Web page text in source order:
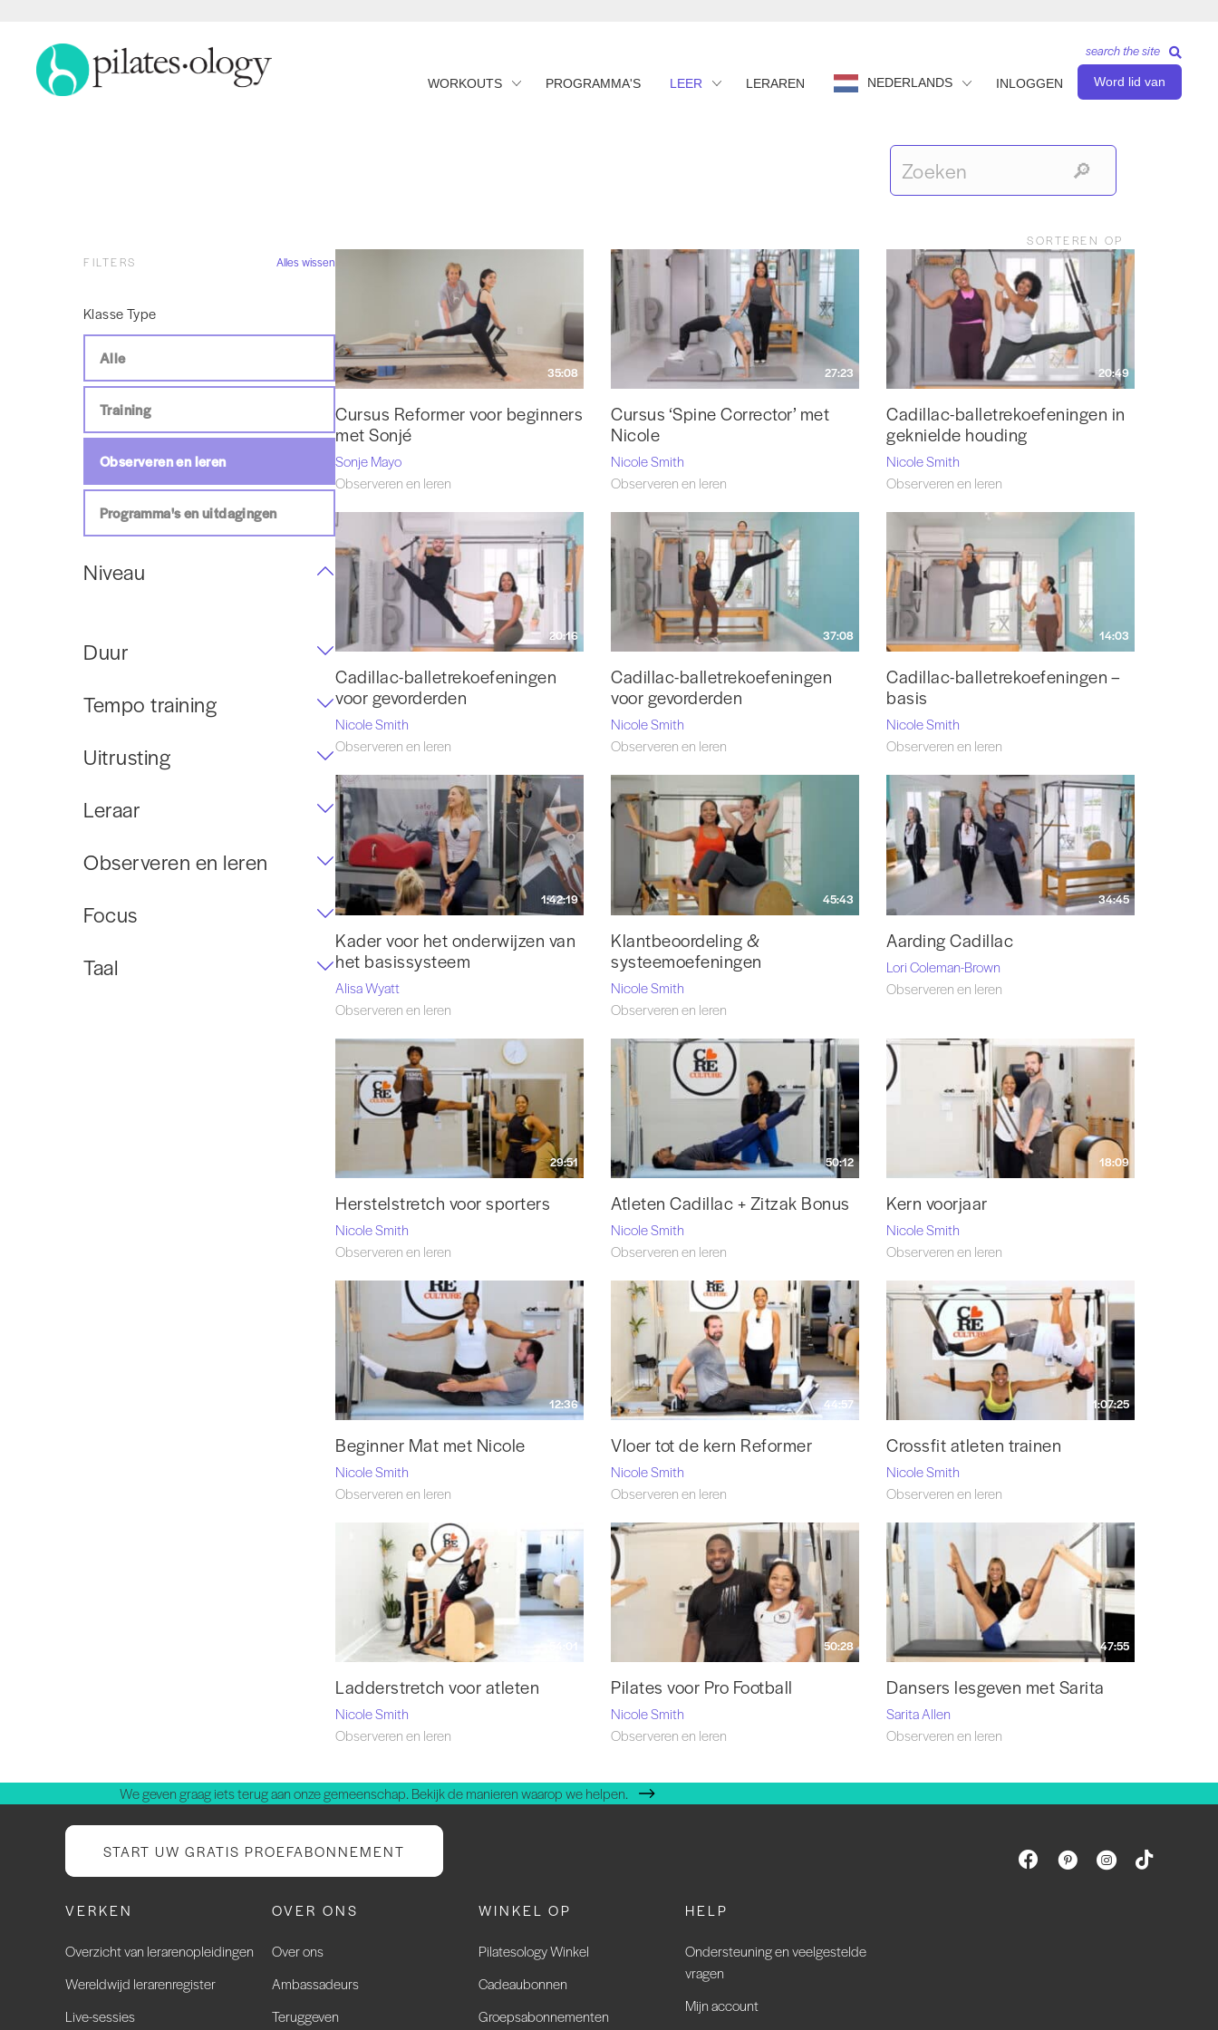
WORKOUTS PROGRAMMA'S LEER LERAREN NEDERLANDS INLOGGEN Word lid van
search the site
FILTERS Alles wissen
Klasse Type
Alle
Training
Observeren en leren
Programma's en uitdagingen
Niveau
Duur
Tempo training
Uitrusting
Leraar
Observeren en leren
Focus
Taal
SORTEREN OP
35:08
Cursus Reformer voor beginners
met Sonjé
Sonje Mayo
Observeren en leren
27:23
Cursus ‘Spine Corrector’ met
Nicole
Nicole Smith
Observeren en leren
20:49
Cadillac-balletrekoefeningen in
geknielde houding
Nicole Smith
Observeren en leren
20:16
Cadillac-balletrekoefeningen
voor gevorderden
Nicole Smith
Observeren en leren
37:08
Cadillac-balletrekoefeningen
voor gevorderden
Nicole Smith
Observeren en leren
14:03
Cadillac-balletrekoefeningen –
basis
Nicole Smith
Observeren en leren
1:42:19
Kader voor het onderwijzen van
het basissysteem
Alisa Wyatt
Observeren en leren
45:43
Klantbeoordeling &
systeemoefeningen
Nicole Smith
Observeren en leren
34:45
Aarding Cadillac
Lori Coleman-Brown
Observeren en leren
29:51
Herstelstretch voor sporters
Nicole Smith
Observeren en leren
50:12
Atleten Cadillac + Zitzak Bonus
Nicole Smith
Observeren en leren
18:09
Kern voorjaar
Nicole Smith
Observeren en leren
12:36
Beginner Mat met Nicole
Nicole Smith
Observeren en leren
44:57
Vloer tot de kern Reformer
Nicole Smith
Observeren en leren
1:07:25
Crossfit atleten trainen
Nicole Smith
Observeren en leren
54:01
Ladderstretch voor atleten
Nicole Smith
Observeren en leren
50:28
Pilates voor Pro Football
Nicole Smith
Observeren en leren
47:55
Dansers lesgeven met Sarita
Sarita Allen
Observeren en leren
We geven graag iets terug aan onze gemeenschap. Bekijk de manieren waarop we helpen.
START UW GRATIS PROEFABONNEMENT
VERKEN
Overzicht van lerarenopleidingen
Wereldwijd lerarenregister
Live-sessies
OVER ONS
Over ons
Ambassadeurs
Teruggeven
WINKEL OP
Pilatesology Winkel
Cadeaubonnen
Groepsabonnementen
HELP
Ondersteuning en veelgestelde
vragen
Mijn account